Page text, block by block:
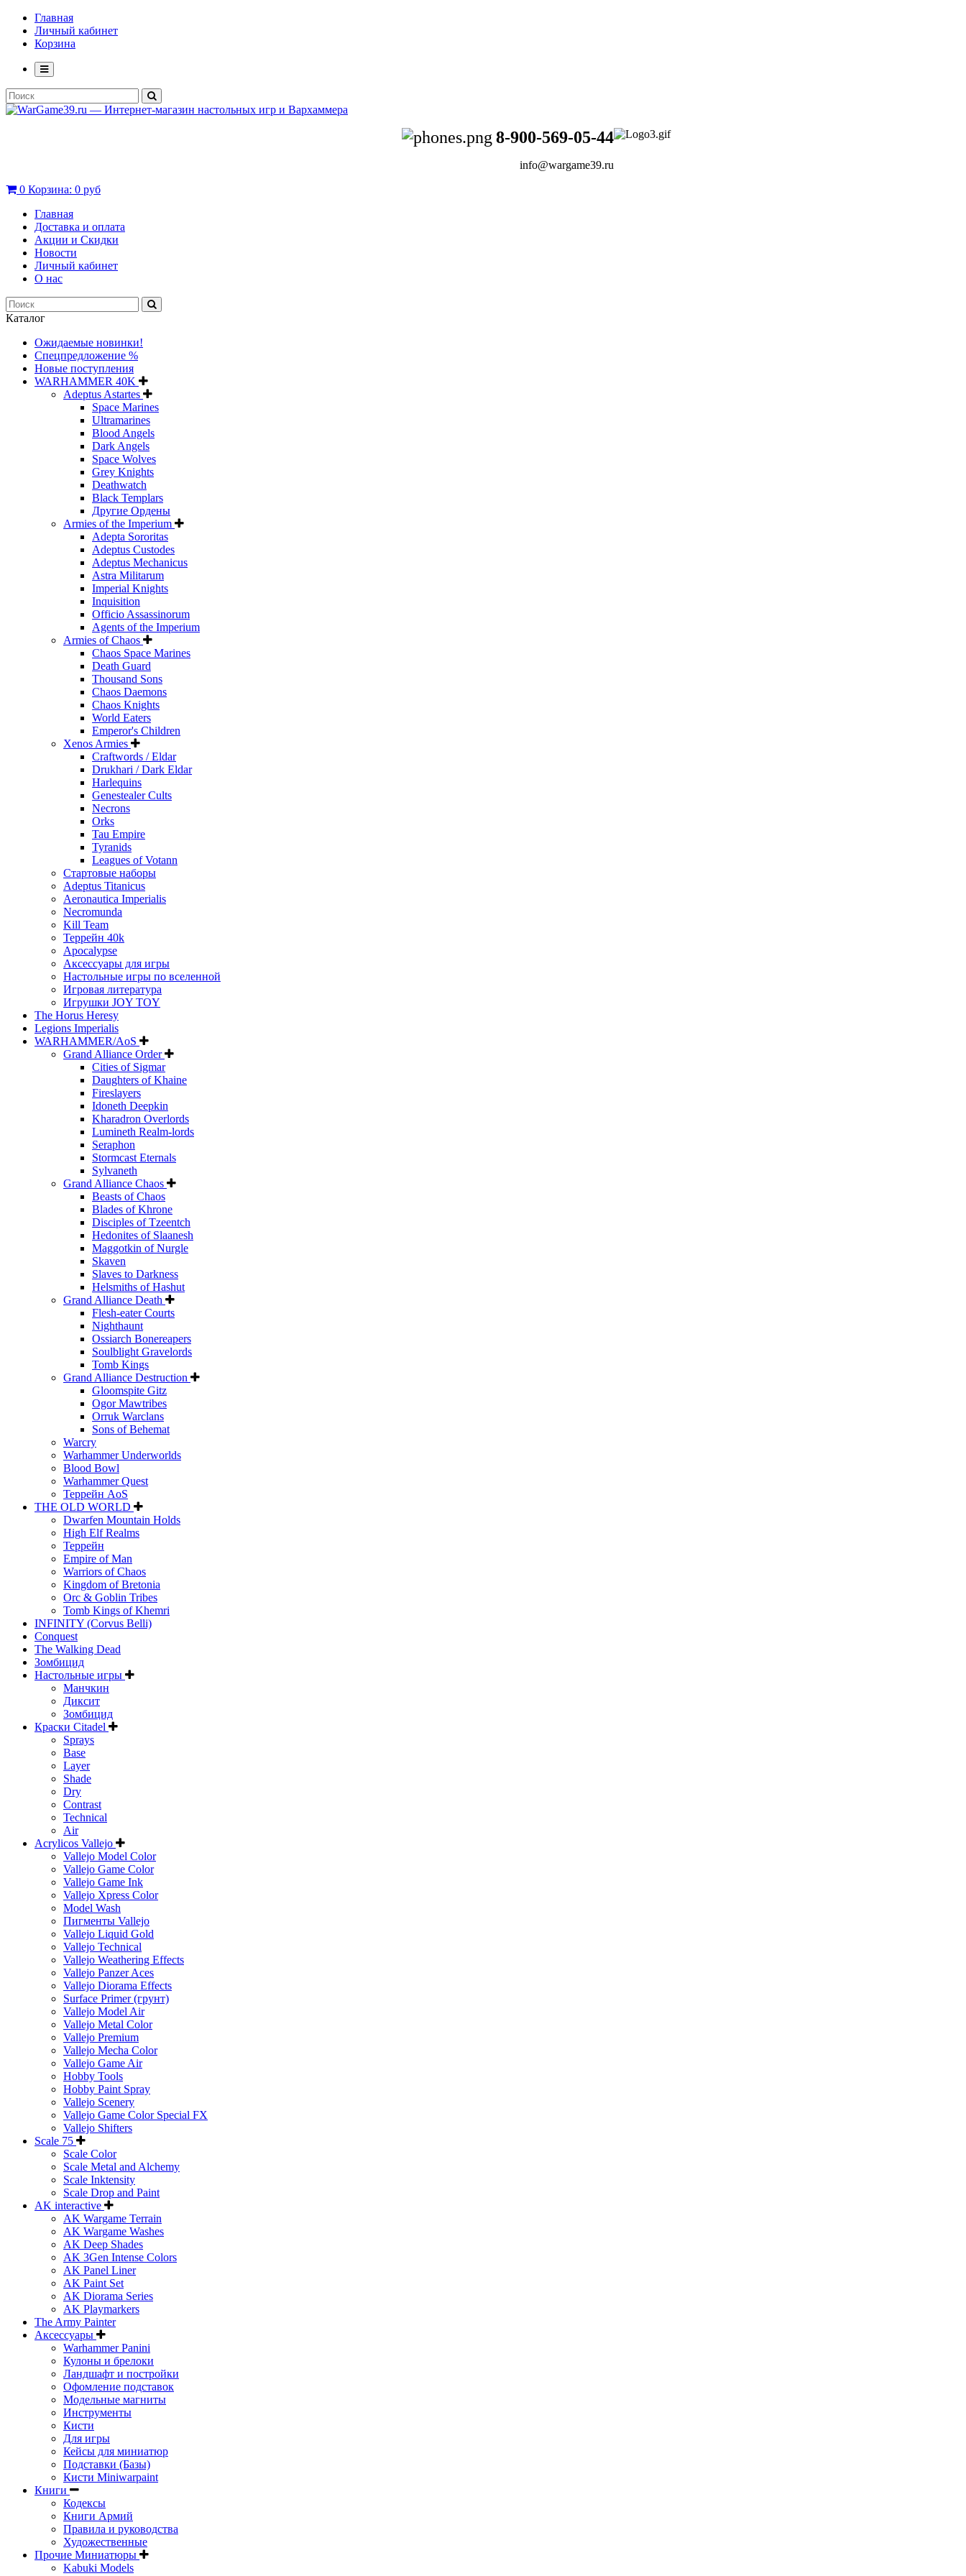
Главная
Личный кабинет
Корзина
8-900-569-05-44
info@wargame39.ru
0 Корзина: 0 руб
Главная
Доставка и оплата
Акции и Скидки
Новости
Личный кабинет
О нас
Каталог
Ожидаемые новинки!
Спецпредложение %
Новые поступления
WARHAMMER 40K
Adeptus Astartes
Space Marines
Ultramarines
Blood Angels
Dark Angels
Space Wolves
Grey Knights
Deathwatch
Black Templars
Другие Ордены
Armies of the Imperium
Adepta Sororitas
Adeptus Custodes
Adeptus Mechanicus
Astra Militarum
Imperial Knights
Inquisition
Officio Assassinorum
Agents of the Imperium
Armies of Chaos
Chaos Space Marines
Death Guard
Thousand Sons
Chaos Daemons
Chaos Knights
World Eaters
Emperor's Children
Xenos Armies
Craftwords / Eldar
Drukhari / Dark Eldar
Harlequins
Genestealer Cults
Necrons
Orks
Tau Empire
Tyranids
Leagues of Votann
Стартовые наборы
Adeptus Titanicus
Aeronautica Imperialis
Necromunda
Kill Team
Террейн 40k
Apocalypse
Аксессуары для игры
Настольные игры по вселенной
Игровая литература
Игрушки JOY TOY
The Horus Heresy
Legions Imperialis
WARHAMMER/AoS
Grand Alliance Order
Cities of Sigmar
Daughters of Khaine
Fireslayers
Idoneth Deepkin
Kharadron Overlords
Lumineth Realm-lords
Seraphon
Stormcast Eternals
Sylvaneth
Grand Alliance Chaos
Beasts of Chaos
Blades of Khrone
Disciples of Tzeentch
Hedonites of Slaanesh
Maggotkin of Nurgle
Skaven
Slaves to Darkness
Helsmiths of Hashut
Grand Alliance Death
Flesh-eater Courts
Nighthaunt
Ossiarch Bonereapers
Soulblight Gravelords
Tomb Kings
Grand Alliance Destruction
Gloomspite Gitz
Ogor Mawtribes
Orruk Warclans
Sons of Behemat
Warcry
Warhammer Underworlds
Blood Bowl
Warhammer Quest
Террейн AoS
THE OLD WORLD
Dwarfen Mountain Holds
High Elf Realms
Террейн
Empire of Man
Warriors of Chaos
Kingdom of Bretonia
Orc & Goblin Tribes
Tomb Kings of Khemri
INFINITY (Corvus Belli)
Conquest
The Walking Dead
Зомбицид
Настольные игры
Манчкин
Диксит
Зомбицид
Краски Citadel
Sprays
Base
Layer
Shade
Dry
Contrast
Technical
Air
Acrylicos Vallejo
Vallejo Model Color
Vallejo Game Color
Vallejo Game Ink
Vallejo Xpress Color
Model Wash
Пигменты Vallejo
Vallejo Liquid Gold
Vallejo Technical
Vallejo Weathering Effects
Vallejo Panzer Aces
Vallejo Diorama Effects
Surface Primer (грунт)
Vallejo Model Air
Vallejo Metal Color
Vallejo Premium
Vallejo Mecha Color
Vallejo Game Air
Hobby Tools
Hobby Paint Spray
Vallejo Scenery
Vallejo Game Color Special FX
Vallejo Shifters
Scale 75
Scale Color
Scale Metal and Alchemy
Scale Inktensity
Scale Drop and Paint
AK interactive
AK Wargame Terrain
AK Wargame Washes
AK Deep Shades
AK 3Gen Intense Colors
AK Panel Liner
AK Paint Set
AK Diorama Series
AK Playmarkers
The Army Painter
Аксессуары
Warhammer Panini
Кулоны и брелоки
Ландшафт и постройки
Офомление подставок
Модельные магниты
Инструменты
Кисти
Для игры
Кейсы для миниатюр
Подставки (Базы)
Кисти Miniwarpaint
Книги
Кодексы
Книги Армий
Правила и руководства
Художественные
Прочие Миниатюры
Kabuki Models